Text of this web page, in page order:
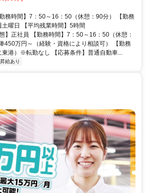
務時間】7：50～16：50（休憩：90分） 【勤務
曜日 【平均残業時間】5時間
】正社員 【勤務時間】7：50～16：50（休憩：
450万円～（経験・資格により相談可） 【勤務
港）※転勤なし 【応募条件】普通自動車...
昇給あり